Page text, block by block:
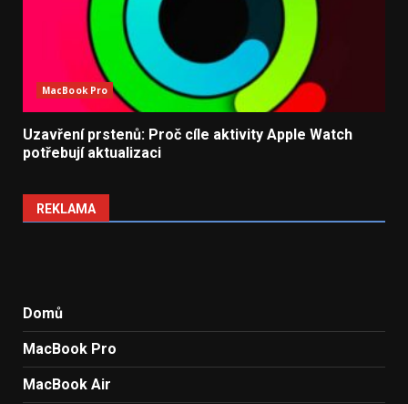
MacBook Pro
Uzavření prstenů: Proč cíle aktivity Apple Watch
potřebují aktualizaci
REKLAMA
Domů
MacBook Pro
MacBook Air